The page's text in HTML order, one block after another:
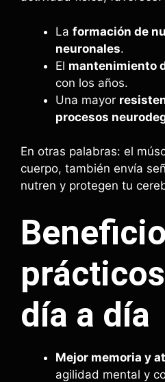
La formación de
neuronales.
El mantenimiento
con los años.
Una mayor
procesos
En otras palabras: el
cuerpo, también envía
nutren y protegen tu
día a día
Mejor memoria y
agilidad mental y